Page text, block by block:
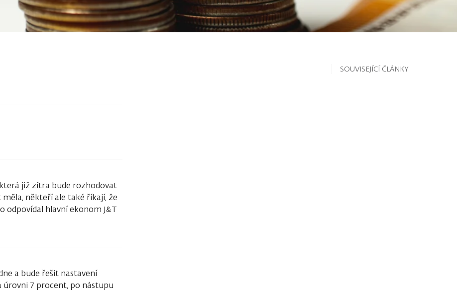
která již zítra bude rozhodovat
někteří ale také říkají, že
odpovídal hlavní ekonom J&T
a bude řešit nastavení
úrovni 7 procent, po nástupu
SOUVISEJÍCÍ ČLÁNKY